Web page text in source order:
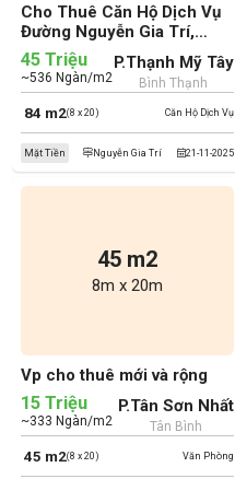
Cho Thuê Căn Hộ Dịch Vụ
Đường Nguyễn Gia Trí,
Phường Thạnh Mỹ Tây,
Quận Bình Thạnh (cũ)
Căn Hộ Dịch Vụ
84 m2(8 x 20)
45 Triệu
~536 Ngàn/m2
P.Thạnh Mỹ Tây
Bình Thạnh
21-11-2025
Mặt Tiền Nguyễn Gia Trí
45 m2
8m x 20m
Vp cho thuê mới và rộng
Văn Phòng
45 m2(8 x 20)
15 Triệu
~333 Ngàn/m2
P.Tân Sơn Nhất
Tân Bình